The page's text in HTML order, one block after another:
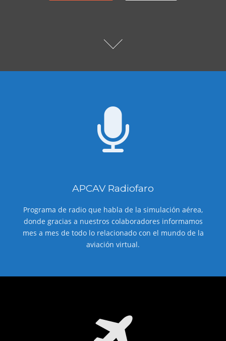
APCAV Radiofaro
Programa de radio que habla de la simulación aérea,
donde gracias a nuestros colaboradores informamos
mes a mes de todo lo relacionado con el mundo de la
aviación virtual.